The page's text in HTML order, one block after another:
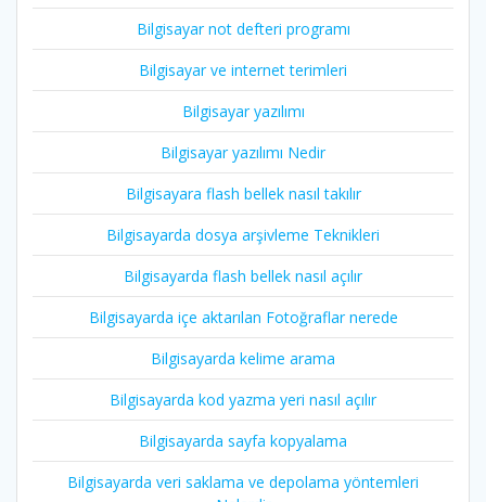
Bilgisayar not defteri programı
Bilgisayar ve internet terimleri
Bilgisayar yazılımı
Bilgisayar yazılımı Nedir
Bilgisayara flash bellek nasıl takılır
Bilgisayarda dosya arşivleme Teknikleri
Bilgisayarda flash bellek nasıl açılır
Bilgisayarda içe aktarılan Fotoğraflar nerede
Bilgisayarda kelime arama
Bilgisayarda kod yazma yeri nasıl açılır
Bilgisayarda sayfa kopyalama
Bilgisayarda veri saklama ve depolama yöntemleri